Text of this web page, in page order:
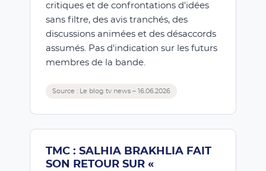
critiques et de confrontations d'idées
sans filtre, des avis tranchés, des
discussions animées et des désaccords
assumés. Pas d'indication sur les futurs
membres de la bande.
Source : Le blog tv news – 16.06.2026
TMC : SALHIA BRAKHLIA FAIT
SON RETOUR SUR «